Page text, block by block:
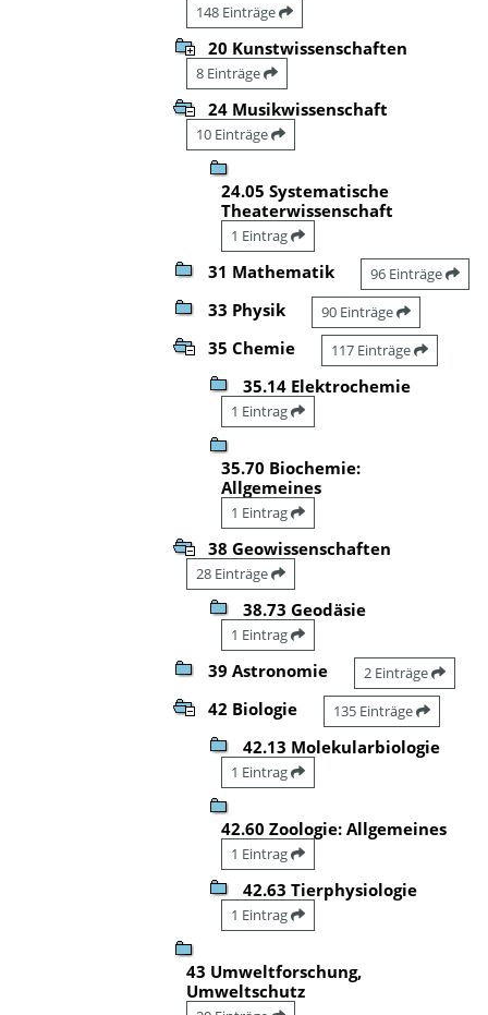
148 Einträge
20 Kunstwissenschaften
8 Einträge
24 Musikwissenschaft
10 Einträge
24.05 Systematische
Theaterwissenschaft
1 Eintrag
31 Mathematik 96 Einträge
33 Physik 90 Einträge
35 Chemie 117 Einträge
35.14 Elektrochemie
1 Eintrag
35.70 Biochemie:
Allgemeines
1 Eintrag
38 Geowissenschaften
28 Einträge
38.73 Geodäsie
1 Eintrag
39 Astronomie 2 Einträge
42 Biologie 135 Einträge
42.13 Molekularbiologie
1 Eintrag
42.60 Zoologie: Allgemeines
1 Eintrag
42.63 Tierphysiologie
1 Eintrag
43 Umweltforschung,
Umweltschutz